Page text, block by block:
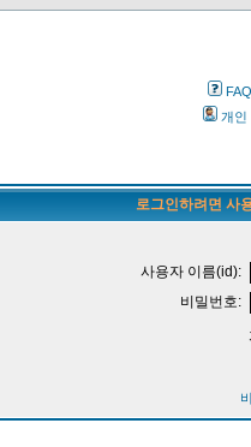
FAQ
개인
로그인하려면 사
사용자 이름(id):
비밀번호: